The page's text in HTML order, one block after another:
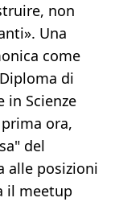
non
Una
come
di
in Scienze
ora,
del
alle posizioni
il meetup